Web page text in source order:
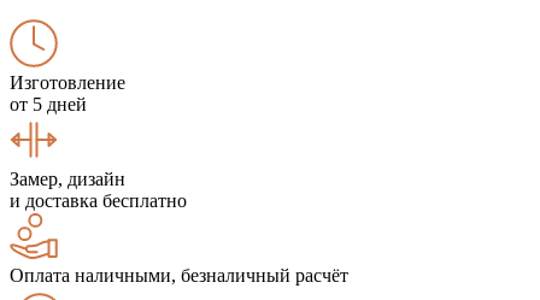
Изготовление
от 5 дней
Замер, дизайн
и доставка бесплатно
Оплата наличными, безналичный расчёт